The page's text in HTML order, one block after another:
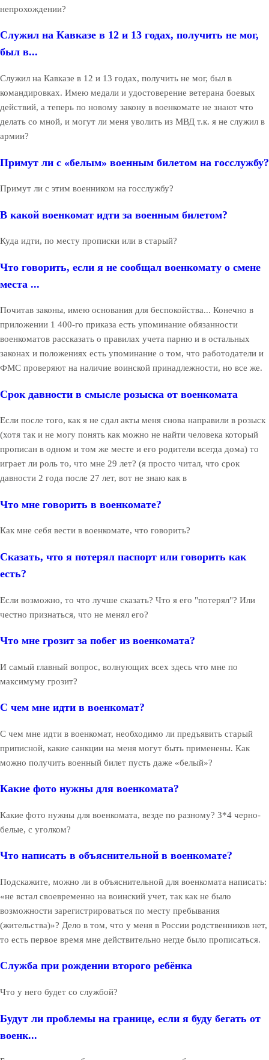
непрохождении?
Служил на Кавказе в 12 и 13 годах, получить не мог,
был в...
Служил на Кавказе в 12 и 13 годах, получить не мог, был в
командировках. Имею медали и удостоверение ветерана боевых
действий, а теперь по новому закону в военкомате не знают что
делать со мной, и могут ли меня уволить из МВД т.к. я не служил в
армии?
Примут ли с «белым» военным билетом на госслужбу?
Примут ли с этим военником на госслужбу?
В какой военкомат идти за военным билетом?
Куда идти, по месту прописки или в старый?
Что говорить, если я не сообщал военкомату о смене
места ...
Почитав законы, имею основания для беспокойства... Конечно в
приложении 1 400-го приказа есть упоминание обязанности
военкоматов рассказать о правилах учета парню и в остальных
законах и положениях есть упоминание о том, что работодатели и
ФМС проверяют на наличие воинской принадлежности, но все же.
Срок давности в смысле розыска от военкомата
Если после того, как я не сдал акты меня снова направили в розыск
(хотя так и не могу понять как можно не найти человека который
прописан в одном и том же месте и его родители всегда дома) то
играет ли роль то, что мне 29 лет? (я просто читал, что срок
давности 2 года после 27 лет, вот не знаю как в
Что мне говорить в военкомате?
Как мне себя вести в военкомате, что говорить?
Сказать, что я потерял паспорт или говорить как
есть?
Если возможно, то что лучше сказать? Что я его "потерял"? Или
честно признаться, что не менял его?
Что мне грозит за побег из военкомата?
И самый главный вопрос, волнующих всех здесь что мне по
максимуму грозит?
С чем мне идти в военкомат?
С чем мне идти в военкомат, необходимо ли предъявить старый
приписной, какие санкции на меня могут быть применены. Как
можно получить военный билет пусть даже «белый»?
Какие фото нужны для военкомата?
Какие фото нужны для военкомата, везде по разному? 3*4 черно-
белые, с уголком?
Что написать в объяснительной в военкомате?
Подскажите, можно ли в объяснительной для военкомата написать:
«не встал своевременно на воинский учет, так как не было
возможности зарегистрироваться по месту пребывания
(жительства)»? Дело в том, что у меня в России родственников нет,
то есть первое время мне действительно негде было прописаться.
Служба при рождении второго ребёнка
Что у него будет со службой?
Будут ли проблемы на границе, если я буду бегать от
военк...